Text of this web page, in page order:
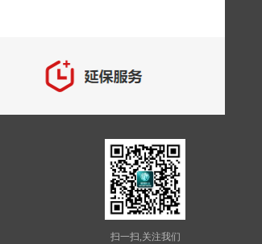
扫一扫,关注我们